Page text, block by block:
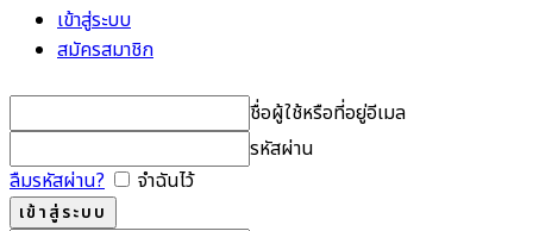
เข้าสู่ระบบ
สมัครสมาชิก
ชื่อผู้ใช้หรือที่อยู่อีเมล
รหัสผ่าน
ลืมรหัสผ่าน?
จำฉันไว้